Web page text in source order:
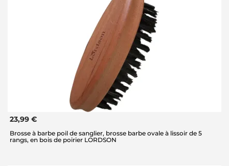
23,99 €
Brosse à barbe poil de sanglier, brosse barbe ovale à lissoir de 5
rangs, en bois de poirier LORDSON